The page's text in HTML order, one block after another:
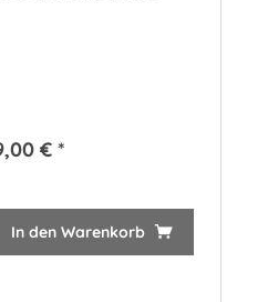
€ *
In den Warenkorb